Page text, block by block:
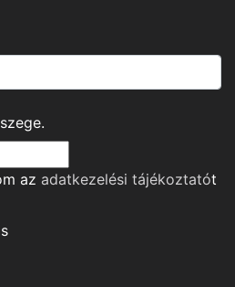
az adatkezelési tájékoztatót